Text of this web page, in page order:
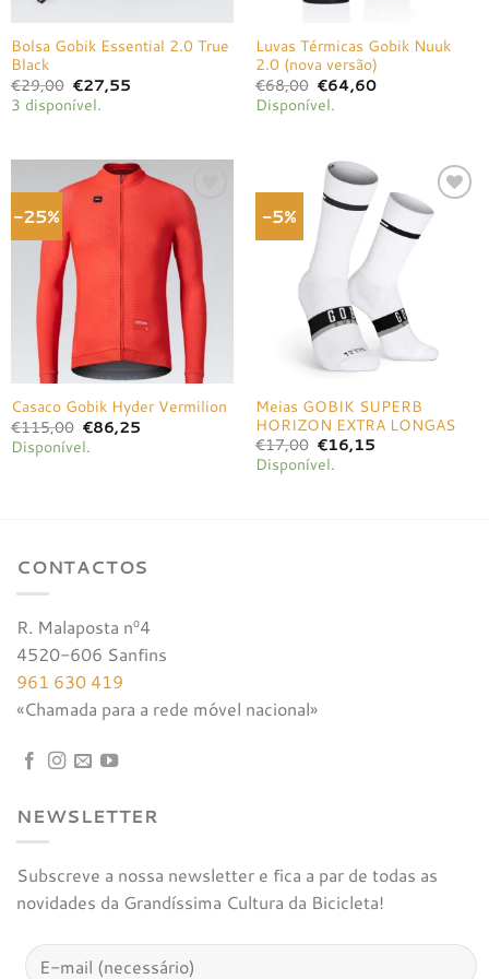
Bolsa Gobik Essential 2.0 True
Black
€29,00 O
preço
original
€27,55O
3 disponível.
Luvas Térmicas Gobik Nuuk
2.0 (nova versão)
€68,00 O
preço
original
€64,60O
Disponível.
-25%
Adicionar
à lista de
desejos
Casaco Gobik Hyder Vermilion
€115,00 O
preço
original
€86,25O
Disponível.
-5%
Adicionar
à lista de
desejos
Meias GOBIK SUPERB
HORIZON EXTRA LONGAS
€17,00 O
preço
original
€16,15O
Disponível.
CONTACTOS
R. Malaposta nº4
4520-606 Sanfins
961 630 419
«Chamada para a rede móvel nacional»
NEWSLETTER
Subscreve a nossa newsletter e fica a par de todas as
novidades da Grandíssima Cultura da Bicicleta!